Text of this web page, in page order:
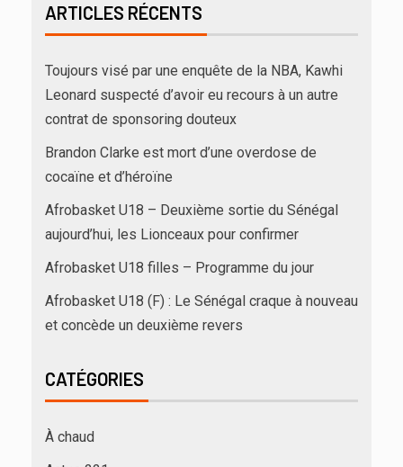
ARTICLES RÉCENTS
Toujours visé par une enquête de la NBA, Kawhi
Leonard suspecté d’avoir eu recours à un autre
contrat de sponsoring douteux
Brandon Clarke est mort d’une overdose de
cocaïne et d’héroïne
Afrobasket U18 – Deuxième sortie du Sénégal
aujourd’hui, les Lionceaux pour confirmer
Afrobasket U18 filles – Programme du jour
Afrobasket U18 (F) : Le Sénégal craque à nouveau
et concède un deuxième revers
CATÉGORIES
À chaud